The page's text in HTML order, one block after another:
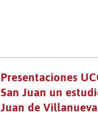
Presentaciones
San Juan un
Juan de Villanueva